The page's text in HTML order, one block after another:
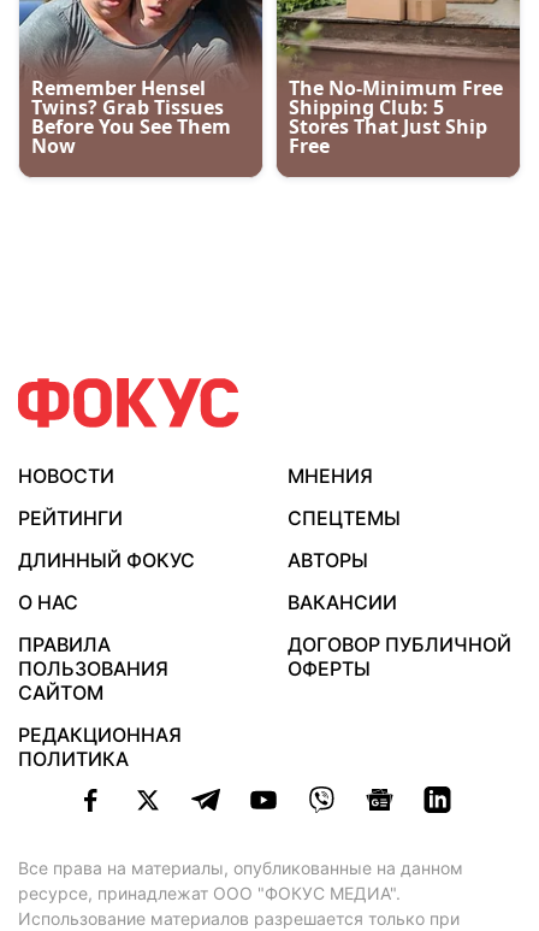
НОВОСТИ
МНЕНИЯ
РЕЙТИНГИ
СПЕЦТЕМЫ
ДЛИННЫЙ ФОКУС
АВТОРЫ
О НАС
ВАКАНСИИ
ПРАВИЛА
ПОЛЬЗОВАНИЯ
САЙТОМ
ДОГОВОР ПУБЛИЧНОЙ
ОФЕРТЫ
РЕДАКЦИОННАЯ
ПОЛИТИКА
Все права на материалы, опубликованные на данном
ресурсе, принадлежат ООО "ФОКУС МЕДИА".
Использование материалов разрешается только при